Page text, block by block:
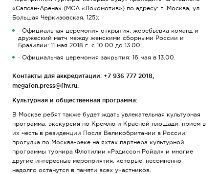
«Сапсан-Арена» (МСА «Локомотив») по адресу: г. Москва, ул.
Большая Черкизовская, 125):
· Официальная церемония открытия, жеребьевка команд и
дружеский матч между женскими сборными России и
Бразилии: 11 мая 2018 г. с 10.00 до 13.00;
· Официальная церемония закрытия: 16 мая в 13.00.
Контакты для аккредитации: +7 936 777 2018,
megafon.press@fhv.ru.
Культурная и общественная программа:
В Москве ребят также будет ждать увлекательная культурная
программа: экскурсия по Кремлю и Красной площади, прием в
их честь в резиденции Посла Великобритании в России,
прогулка по Москва-реке на яхтах партнера культурной
программы турнира Флотилии «Рэдиссон Ройал» и многие
другие интересные мероприятия, которые, несомненно,
надолго останутся в памяти всех участников.